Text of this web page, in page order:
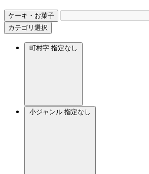
ケーキ・お菓子
カテゴリ選択
町村字 指定なし
小ジャンル 指定なし